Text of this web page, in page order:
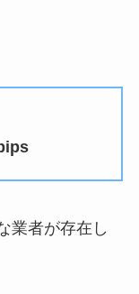
業者が存在し